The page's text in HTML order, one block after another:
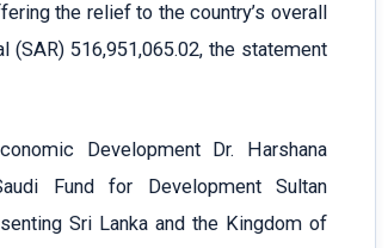
the relief to the country’s overall
(SAR) 516,951,065.02, the statement
Development Dr. Harshana
Fund for Development Sultan
Sri Lanka and the Kingdom of